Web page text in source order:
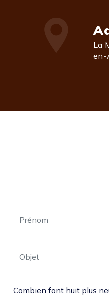
La
en-
Combien font huit plus